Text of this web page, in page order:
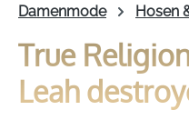
Damenmode Hosen
True
Leah